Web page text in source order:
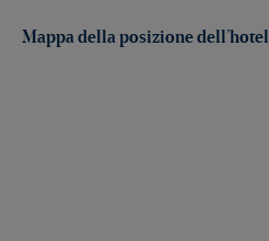
Mappa della posizione dell’hotel